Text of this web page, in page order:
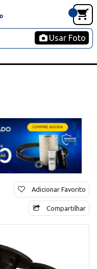
Usar Foto
Adicionar Favorito
Compartilhar